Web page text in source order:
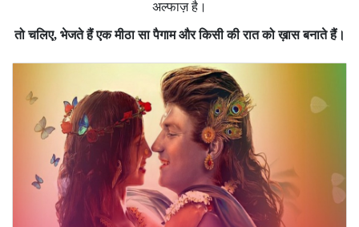
अल्फाज़ है।
तो चलिए, भेजते हैं एक मीठा सा पैगाम और किसी की रात को ख़ास बनाते हैं।